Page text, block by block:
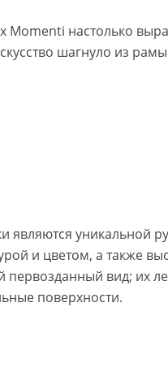
Momenti настолько
шагнуло из
являются уникальной
и цветом, а также
первозданный вид; их
поверхности.